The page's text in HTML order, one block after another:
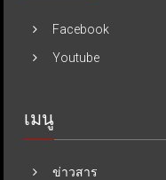
Facebook
Youtube
เมนู
ข่าวสาร